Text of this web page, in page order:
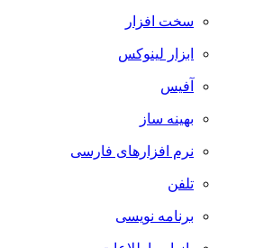
سخت افزار
ابزار لینوکس
آفیس
بهینه ساز
نرم افزارهای فارسی
تلفن
برنامه نویسی